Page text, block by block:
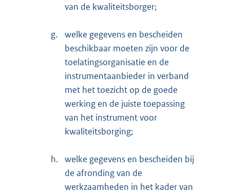
van de kwaliteitsborger;
g.
welke gegevens en bescheiden
beschikbaar moeten zijn voor de
toelatingsorganisatie en de
instrumentaanbieder in verband
met het toezicht op de goede
werking en de juiste toepassing
van het instrument voor
kwaliteitsborging;
h. welke gegevens en bescheiden bij
de afronding van de
werkzaamheden in het kader van